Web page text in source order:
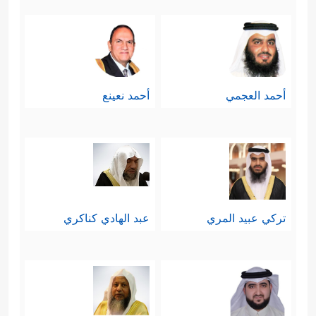
سادسًا:كانت أمُّه تشعر ببرد الطمأنينة
التي ربَطَها الله على قلبها، رغم رقَّة
قلبها، ووهج عاطفتها وهي ترى رضيعها
وهنا يدخل عنصرٌ آخر في المشهد: أخت
موسى التي ربما لا تقلُّ عاطفتها عن
عاطفة أُمِّها، مع حزنٍ أعمق وقلقٍ أشدَّ،
ولأنها لم يُوحَ إليها بما يُبشِّرها ويُطمئِنُها
كما أُوحِيَ إلى أُمِّها، فاندفعت - وبتوجيهٍ
أحمد العجمي أحمد نعينع
تركي عبيد المري عبد الهادي كناكري